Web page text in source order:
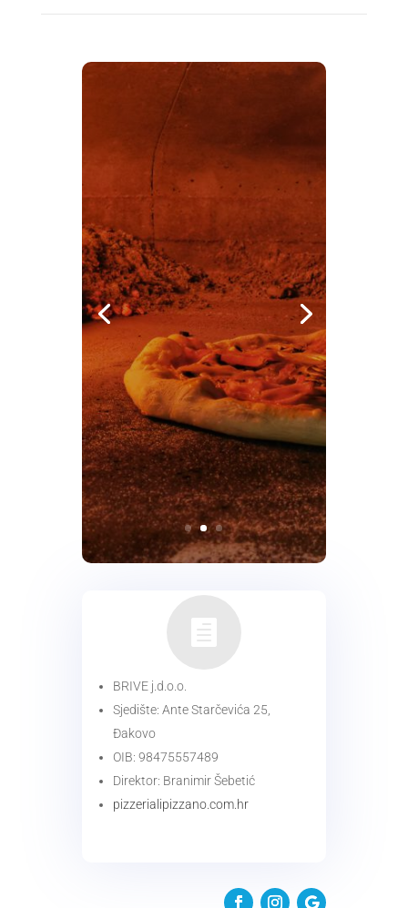
Želite uživati u
pravoj pizzi iz
krušne peći?
Kliknite u nastavku više
informacija i otkrijte
bogat izbor pizza.
Više informacija
BRIVE j.d.o.o.
Sjedište: Ante Starčevića 25,
Đakovo
OIB: 98475557489
Direktor: Branimir Šebetić
pizzerialipizzano.com.hr